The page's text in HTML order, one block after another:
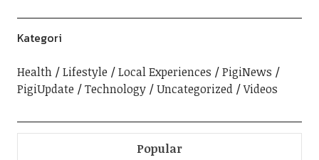
Kategori
Health Lifestyle Local Experiences
PigiNews
PigiUpdate
Technology Uncategorized Videos
Popular